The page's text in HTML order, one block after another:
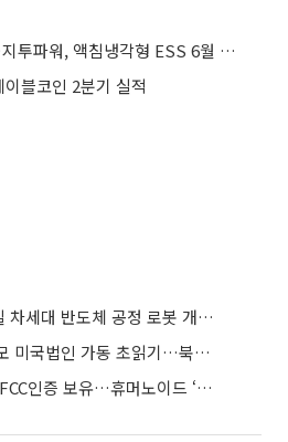
엔비디아가 찾는 기술…지투파워, 액침냉각형 ESS 6월 공개 임박
블코인 2분기 실적
라온로보틱스, 국내 유일 차세대 반도체 공정 로봇 개발 ‘고객사 테스트 진행’
신성에스티, 2300억 규모 미국법인 가동 초읽기…북미 ESS 공략 본격화
에브리봇, 미 로봇 수출 FCC인증 보유…휴머노이드 ‘AI 두뇌’ 탑재 속도